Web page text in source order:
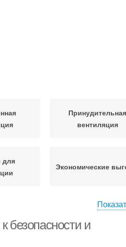
Принудительная
вентиляция
для
Экономические
безопасности и